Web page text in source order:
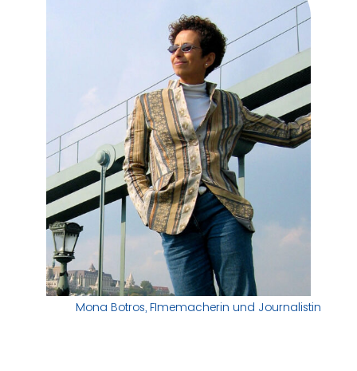
Mona Botros, FImemacherin und Journalistin